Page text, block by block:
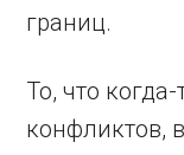
границ.
То, что
конфликтов,